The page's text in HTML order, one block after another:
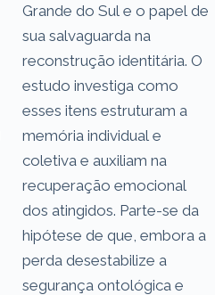
Grande do Sul e o papel de
sua salvaguarda na
reconstrução identitária. O
estudo investiga como
esses itens estruturam a
memória individual e
coletiva e auxiliam na
recuperação emocional
dos atingidos. Parte-se da
hipótese de que, embora a
perda desestabilize a
segurança ontológica e